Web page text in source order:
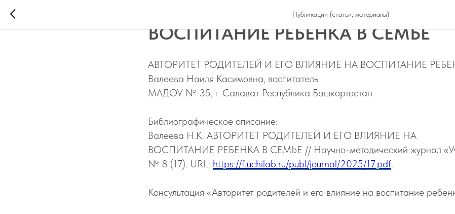
Публикации (статьи, материалы)
АВТОРИТЕТ РОДИТЕЛЕЙ И ЕГО
ВОСПИТАНИЕ РЕБЕНКА В СЕМЬЕ
АВТОРИТЕТ РОДИТЕЛЕЙ И ЕГО ВЛИЯНИЕ НА ВОСПИТАНИЕ
Валеева Наиля Касимовна, воспитатель
МАДОУ № 35, г. Салават Республика Башкортостан
Библиографическое описание:
Валеева Н.К. АВТОРИТЕТ РОДИТЕЛЕЙ И ЕГО ВЛИЯНИЕ НА
ВОСПИТАНИЕ РЕБЕНКА В СЕМЬЕ // Научно-методический журнал
№ 8 (17). URL: https://f.uchilab.ru/publ/journal/2025/17.pdf.
Консультация «Авторитет родителей и его влияние на воспитание